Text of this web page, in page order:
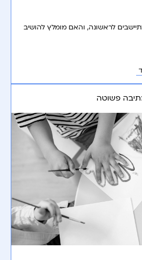
לראשונה, והאם מומלץ להושיב
פשוטה